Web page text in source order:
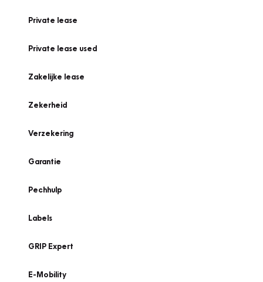
Private lease
Private lease used
Zakelijke lease
Zekerheid
Verzekering
Garantie
Pechhulp
Labels
GRIP Expert
E-Mobility